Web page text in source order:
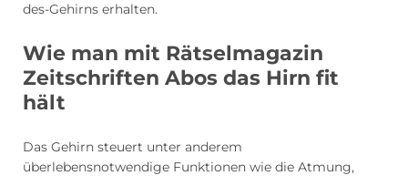
des-Gehirns erhalten.
Wie man mit Rätselmagazin
Zeitschriften Abos das Hirn fit
hält
Das Gehirn steuert unter anderem
überlebensnotwendige Funktionen wie die Atmung,